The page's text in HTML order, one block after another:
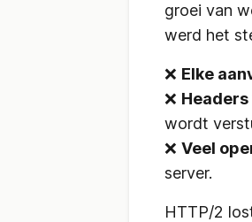
groei van
werd het
❌ Elke
❌
wordt
❌ Veel
server.
HTTP/2